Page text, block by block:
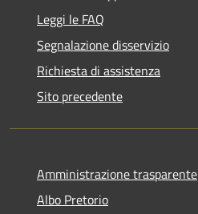
Leggi le FAQ
Segnalazione disservizio
Richiesta di assistenza
Sito precedente
Amministrazione trasparente
Albo Pretorio